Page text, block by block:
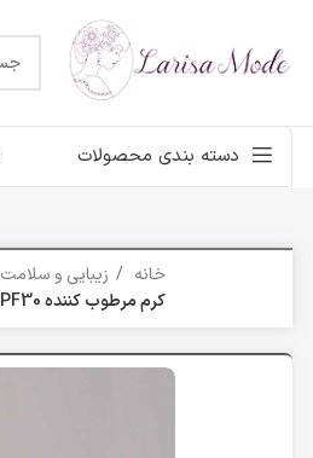
دسته بندی محصولات
خانه زیبایی و سلامت
کرم مرطوب کننده SPF30 کلایتون